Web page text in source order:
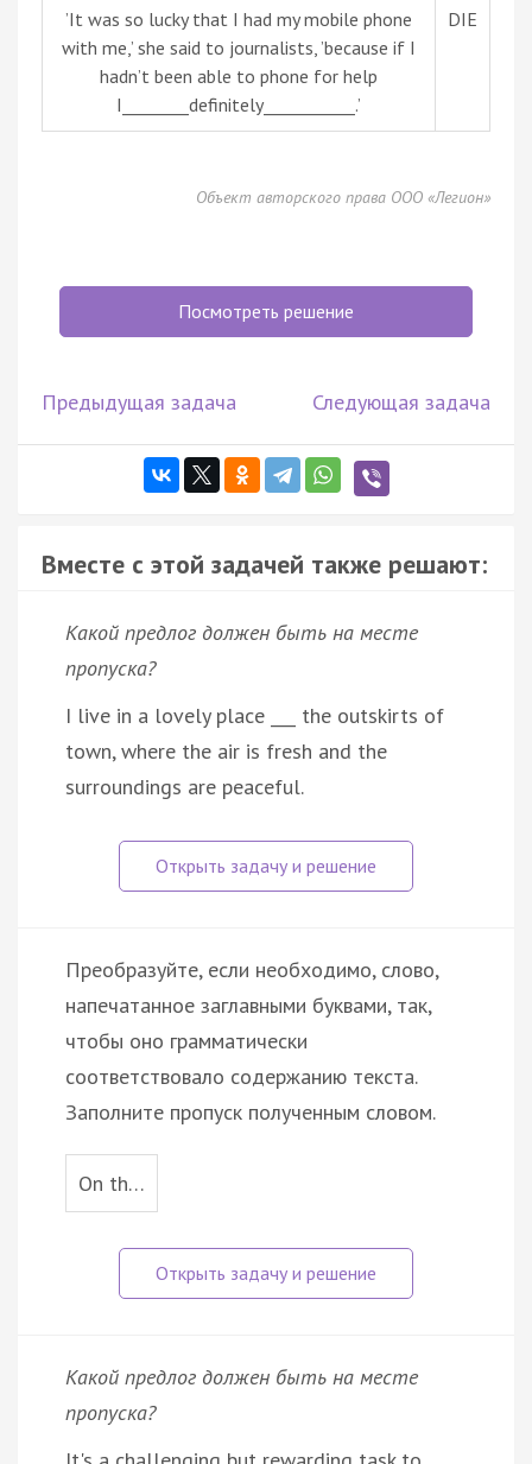
’It was so lucky that I had my mobile phone
with me,’ she said to journalists, ’because if I
hadn’t been able to phone for help
I________definitely___________.’
DIE
Объект авторского права ООО «Легион»
Посмотреть решение
Предыдущая задача Следующая задача
Вместе с этой задачей также решают:
Какой предлог должен быть на месте
пропуска?
I live in a lovely place ___ the outskirts of
town, where the air is fresh and the
surroundings are peaceful.
Преобразуйте, если необходимо, слово,
напечатанное заглавными буквами, так,
чтобы оно грамматически
соответствовало содержанию текста.
Заполните пропуск полученным словом.
On th…
Какой предлог должен быть на месте
пропуска?